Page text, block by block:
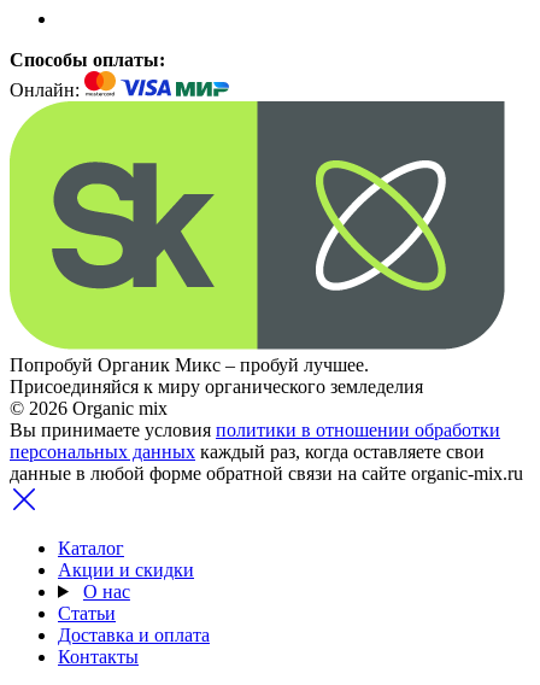
Способы оплаты:
Онлайн:
Попробуй Органик Микс – пробуй лучшее.
Присоединяйся к миру органического земледелия
© 2026 Organic mix
Вы принимаете условия политики в отношении обработки
персональных данных каждый раз, когда оставляете свои
данные в любой форме обратной связи на сайте organic-mix.ru
Каталог
Акции и скидки
О нас
Статьи
Доставка и оплата
Контакты